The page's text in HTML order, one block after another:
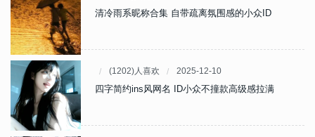
清冷雨系昵称合集 自带疏离氛围感的小众ID
(1202)人喜欢 2025-12-10
四字简约ins风网名 ID小众不撞款高级感拉满